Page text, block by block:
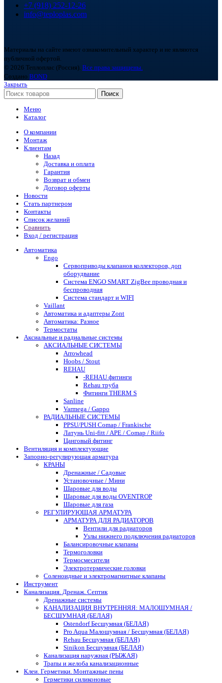
+7 (918) 252-12-26
info@teploplas.com
Материалы на сайте имеют ознакомительный характер и не являются
публичной офертой.
© 2026 Теплоплас (Россия). Все права защищены.
Создано BOND
Закрыть
Поиск
Меню
Каталог
О компании
Монтаж
Клиентам
Назад
Доставка и оплата
Гарантия
Возврат и обмен
Договор оферты
Новости
Стать партнером
Контакты
Список желаний
Сравнить
Вход / регистрация
Автоматика
Engo
Сервоприводы клапанов коллекторов, доп
оборудвание
Система ENGO SMART ZigBee проводная и
беспроводная
Система стандарт и WIFI
Vaillant
Автоматика и адаптеры Zont
Автоматика: Разное
Термостаты
Аксиальные и радиальные системы
АКСИАЛЬНЫЕ СИСТЕМЫ
Arrowhead
Hoobs / Stout
REHAU
-REHAU фитинги
Rehau труба
Фитинги THERM S
Sanline
Varmega / Gappo
РАДИАЛЬНЫЕ СИСТЕМЫ
PPSU/PUSH Comap / Frankische
Латунь Uni-fitt / APE / Comap / Riifo
Цанговый фитинг
Вентиляция и комплектующие
Запорно-регулирующая арматура
КРАНЫ
Дренажные / Садовые
Установочные / Мини
Шаровые для воды
Шаровые для воды OVENTROP
Шаровые для газа
РЕГУЛИРУЮЩАЯ АРМАТУРА
АРМАТУРА ДЛЯ РАДИАТОРОВ
Вентили для радиаторов
Узлы нижнего подключения радиаторов
Балансировочные клапаны
Термоголовки
Термосмесители
Электротермические головки
Соленоидные и электромагнитные клапаны
Инструмент
Канализация. Дренаж. Септик
Дренажные системы
КАНАЛИЗАЦИЯ ВНУТРЕННЯЯ: МАЛОШУМНАЯ /
БЕСШУМНАЯ (БЕЛАЯ)
Ostendorf Бесшумная (БЕЛАЯ)
Pro Aqua Малошумная / Бесшумная (БЕЛАЯ)
Rehau Бесшумная (БЕЛАЯ)
Sinikon Бесшумная (БЕЛАЯ)
Канализация наружная (РЫЖАЯ)
Трапы и желоба канализационные
Клеи. Герметики. Монтажные пены
Герметики силиконовые